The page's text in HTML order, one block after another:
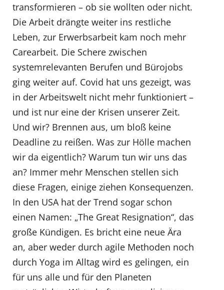
transformieren – ob sie wollten oder nicht.
Die Arbeit drängte weiter ins restliche
Leben, zur Erwerbsarbeit kam noch mehr
Carearbeit. Die Schere zwischen
systemrelevanten Berufen und Bürojobs
ging weiter auf. Covid hat uns gezeigt, was
in der Arbeitswelt nicht mehr funktioniert –
und ist nur eine der Krisen unserer Zeit.
Und wir? Brennen aus, um bloß keine
Deadline zu reißen. Was zur Hölle machen
wir da eigentlich? Warum tun wir uns das
an? Immer mehr Menschen stellen sich
diese Fragen, einige ziehen Konsequenzen.
In den USA hat der Trend sogar schon
einen Namen: „The Great Resignation“, das
große Kündigen. Es bricht eine neue Ära
an, aber weder durch agile Methoden noch
durch Yoga im Alltag wird es gelingen, ein
für uns alle und für den Planeten